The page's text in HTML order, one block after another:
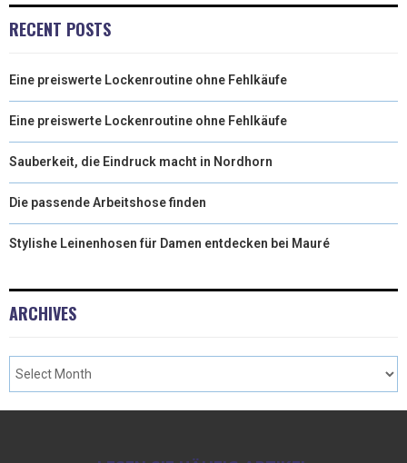
)
RECENT POSTS
Eine preiswerte Lockenroutine ohne Fehlkäufe
Eine preiswerte Lockenroutine ohne Fehlkäufe
Sauberkeit, die Eindruck macht in Nordhorn
Die passende Arbeitshose finden
Stylishe Leinenhosen für Damen entdecken bei Mauré
ARCHIVES